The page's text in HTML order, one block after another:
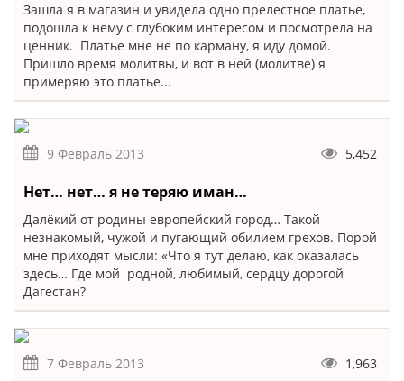
Зашла я в магазин и увидела одно прелестное платье,
подошла к нему с глубоким интересом и посмотрела на
ценник. Платье мне не по карману, я иду домой.
Пришло время молитвы, и вот в ней (молитве) я
примеряю это платье...
9 Февраль 2013 5,452
Нет… нет… я не теряю иман…
Далёкий от родины европейский город… Такой
незнакомый, чужой и пугающий обилием грехов. Порой
мне приходят мысли: «Что я тут делаю, как оказалась
здесь… Где мой родной, любимый, сердцу дорогой
Дагестан?
7 Февраль 2013 1,963